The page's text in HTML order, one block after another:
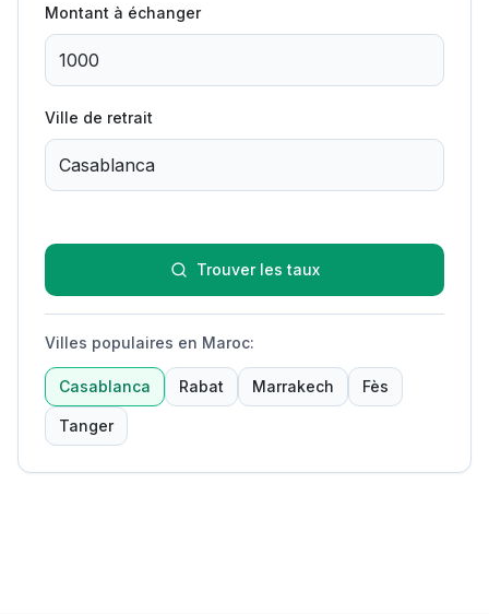
Montant à échanger
Ville de retrait
Trouver les taux
Villes populaires en Maroc:
Casablanca Rabat Marrakech Fès
Tanger